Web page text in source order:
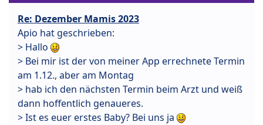
Re: Dezember Mamis 2023
Apio hat geschrieben:
> Hallo
> Bei mir ist der von meiner App errechnete Termin
am 1.12., aber am Montag
> hab ich den nächsten Termin beim Arzt und weiß
dann hoffentlich genaueres.
> Ist es euer erstes Baby? Bei uns ja